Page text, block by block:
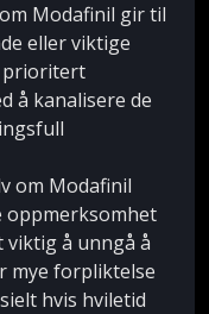
Modafinil gir til
eller viktige
prioritert
å kanalisere de
om Modafinil
oppmerksomhet
å unngå å
mye forpliktelse
hvis hviletid